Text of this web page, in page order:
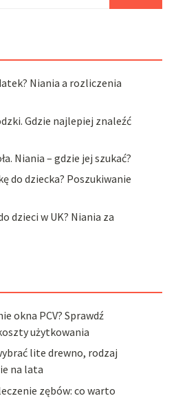
Niania a rozliczenia
Gdzie najlepiej znaleźć
Niania – gdzie jej szukać?
do dziecka? Poszukiwanie
dzieci w UK? Niania za
okna PCV? Sprawdź
użytkowania
lite drewno, rodzaj
na lata
zębów: co warto